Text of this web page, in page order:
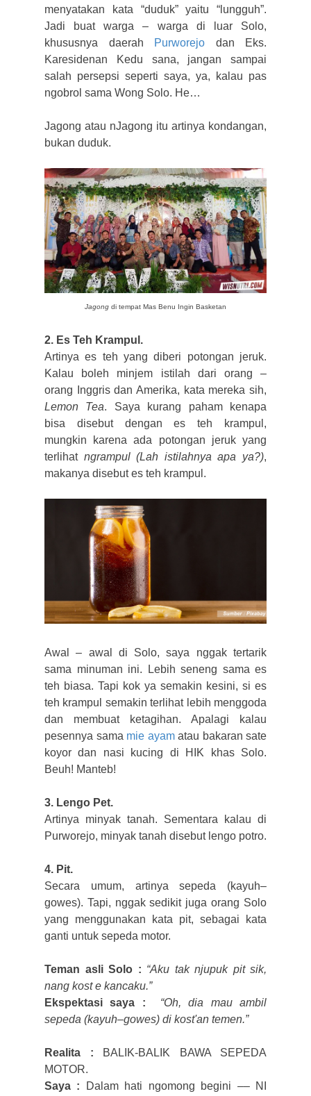
menyatakan kata “duduk” yaitu “lungguh”.
Jadi buat warga – warga di luar Solo,
khususnya daerah
Purworejo dan Eks.
Karesidenan Kedu sana, jangan sampai
salah persepsi seperti saya, ya, kalau pas
ngobrol sama Wong Solo. He…
Jagong atau nJagong itu artinya kondangan,
bukan duduk.
Jagong di tempat Mas Benu Ingin Basketan
2. Es Teh Krampul.
Artinya es teh yang diberi potongan jeruk.
Kalau boleh minjem istilah dari orang –
orang Inggris dan Amerika, kata mereka sih,
Lemon Tea. Saya kurang paham kenapa
bisa disebut dengan es teh krampul,
mungkin karena ada potongan jeruk yang
terlihat ngrampul (Lah istilahnya apa ya?),
makanya disebut es teh krampul.
Awal – awal di Solo, saya nggak tertarik
sama minuman ini. Lebih seneng sama es
teh biasa. Tapi kok ya semakin kesini, si es
teh krampul semakin terlihat lebih menggoda
dan membuat ketagihan. Apalagi kalau
pesennya sama mie ayamatau bakaran sate
koyor dan nasi kucing di HIK khas Solo.
Beuh! Manteb!
3. Lengo Pet.
Artinya minyak tanah. Sementara kalau di
Purworejo, minyak tanah disebut lengo potro.
4. Pit.
Secara umum, artinya sepeda (kayuh–
gowes). Tapi, nggak sedikit juga orang Solo
yang menggunakan kata pit, sebagai kata
ganti untuk sepeda motor.
Teman asli Solo : “Aku tak njupuk pit sik,
nang kost e kancaku.”
Ekspektasi saya :
“Oh, dia mau ambil
sepeda (kayuh–gowes) di kost'an temen.”
Realita :
BALIK-BALIK BAWA SEPEDA
MOTOR.
Saya : Dalam hati ngomong begini –– NI